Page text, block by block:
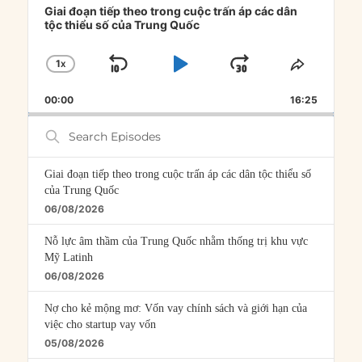
Player
Giai đoạn tiếp theo trong cuộc trấn áp các dân
tộc thiểu số của Trung Quốc
CHANGE
RATE
1X
SKIP
PLAYJUMP
FORWARD
SHARE
00:00 16:25
Search
Episodes
Giai đoạn tiếp theo trong cuộc trấn áp các dân tộc thiểu số
của Trung Quốc
06/08/2026
Nỗ lực âm thầm của Trung Quốc nhằm thống trị khu vực
Mỹ Latinh
06/08/2026
Nợ cho kẻ mộng mơ: Vốn vay chính sách và giới hạn của
việc cho startup vay vốn
05/08/2026